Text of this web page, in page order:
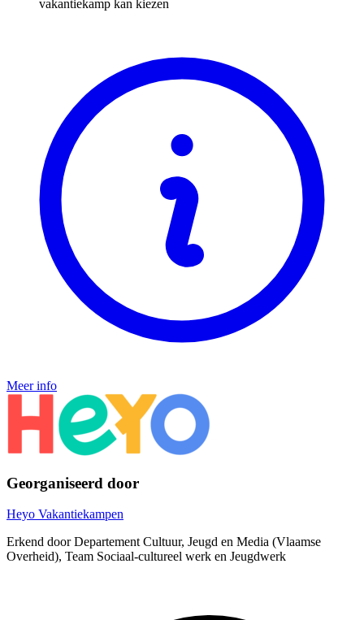
vakantiekamp kan kiezen
Meer info
Georganiseerd door
Heyo Vakantiekampen
Erkend door Departement Cultuur, Jeugd en Media (Vlaamse
Overheid), Team Sociaal-cultureel werk en Jeugdwerk